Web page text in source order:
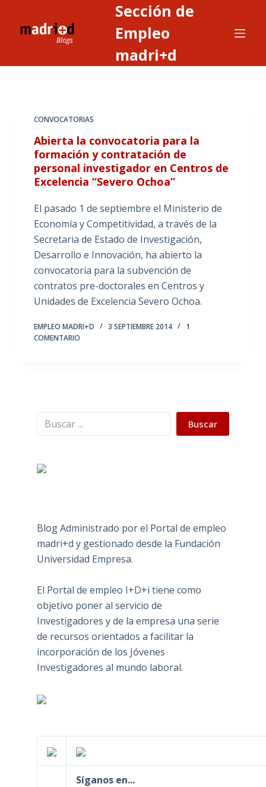
Sección de
Empleo
madri+d
CONVOCATORIAS
Abierta la convocatoria para la
formación y contratación de
personal investigador en Centros de
Excelencia “Severo Ochoa”
El pasado 1 de septiembre el Ministerio de
Economía y Competitividad, a través de la
Secretaria de Estado de Investigación,
Desarrollo e Innovación, ha abierto la
convocatoria para la subvención de
contratos pre-doctorales en Centros y
Unidades de Excelencia Severo Ochoa.
EMPLEO MADRI+D 3 SEPTIEMBRE 2014
1
COMENTARIO
Buscar Buscar
Blog Administrado por el Portal de empleo
madri+d y gestionado desde la Fundación
Universidad Empresa.
El Portal de empleo I+D+i tiene como
objetivo poner al servicio de
Investigadores y de la empresa una serie
de recursos orientados a facilitar la
incorporación de los Jóvenes
Investigadores al mundo laboral.
Síganos en...